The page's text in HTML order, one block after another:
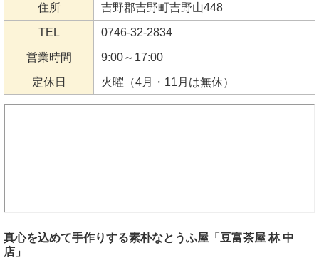
住所 吉野郡吉野町吉野山448
TEL 0746-32-2834
営業時間 9:00～17:00
定休日 火曜（4月・11月は無休）
真心を込めて手作りする素朴なとうふ屋「豆富茶屋 林 中
店」